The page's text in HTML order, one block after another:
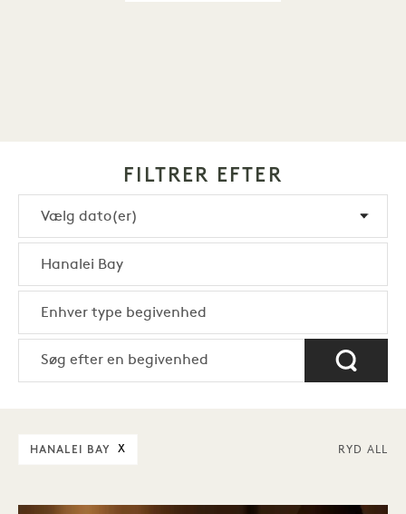
FILTRER EFTER
HANALEI BAY X RYD ALL